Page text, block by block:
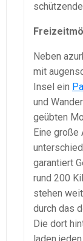
Neben
mit
Insel ein
und
geübten
Eine
garantiert
rund 200
stehen
durch das
Die dort